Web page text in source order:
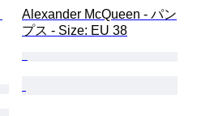
Alexander McQueen - パン
プス - Size: EU 38